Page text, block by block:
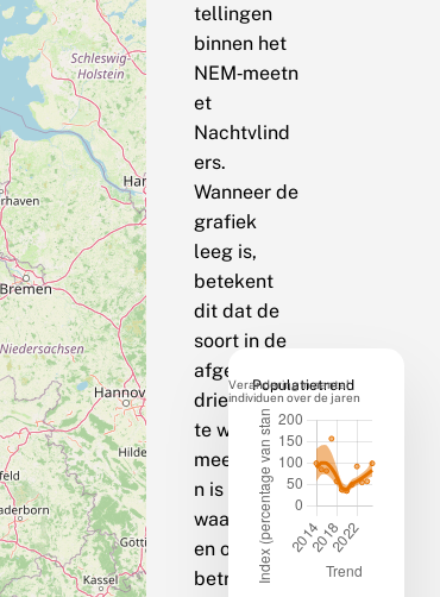
tellingen
binnen het
NEM‑meetn
et
Nachtvlind
ers.
Wanneer de
grafiek
leeg is,
betekent
dit dat de
soort in de
afgelopen
drie jaar op
te weinig
meetpunte
n is
waargenom
en om een
betrouwbar
Populatietrend
Verandering in aantal
individuen over de jaren